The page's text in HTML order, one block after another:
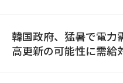
韓国政府、猛暑で電力
高更新の可能性に需給